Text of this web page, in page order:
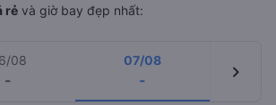
rẻ và giờ bay đẹp nhất:
08
-
07/08
- chevron_right